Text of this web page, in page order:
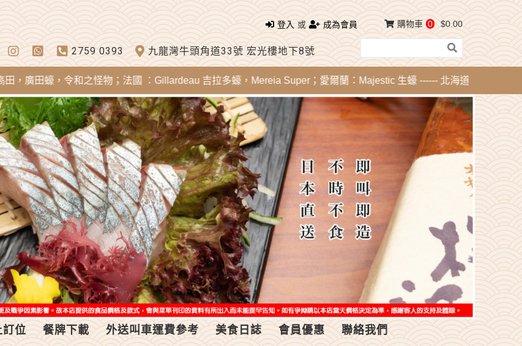
登入 或 成為會員
2759 0393 九龍灣牛頭角道33號 宏光樓地下8號
購物車 0 $0.00
蠔，令和之怪物；法國 ：Gillardeau 吉拉多蠔，Mereia Super；愛爾蘭：Majestic 生蠔 ------ 北海道刺身 - 活帶子，
位 餐牌下載 外送叫車運費參考 美食日誌 會員優惠 聯絡我們